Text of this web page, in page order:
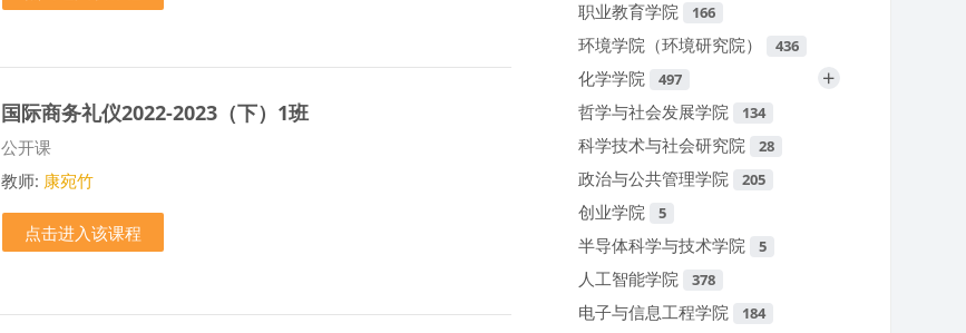
国际商务礼仪2022-2023（下）1班
课程类别
公开课
教师: 康宛竹
点击进入该课程
职业教育学院 166
环境学院（环境研究院） 436
化学学院 497 +
哲学与社会发展学院 134
科学技术与社会研究院 28
政治与公共管理学院 205
创业学院 5
半导体科学与技术学院 5
人工智能学院 378
电子与信息工程学院 184